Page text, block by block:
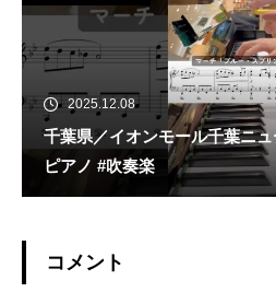
2025.12.08
千葉県／イオンモール千葉ニ
ピアノ #吹奏楽
コメント